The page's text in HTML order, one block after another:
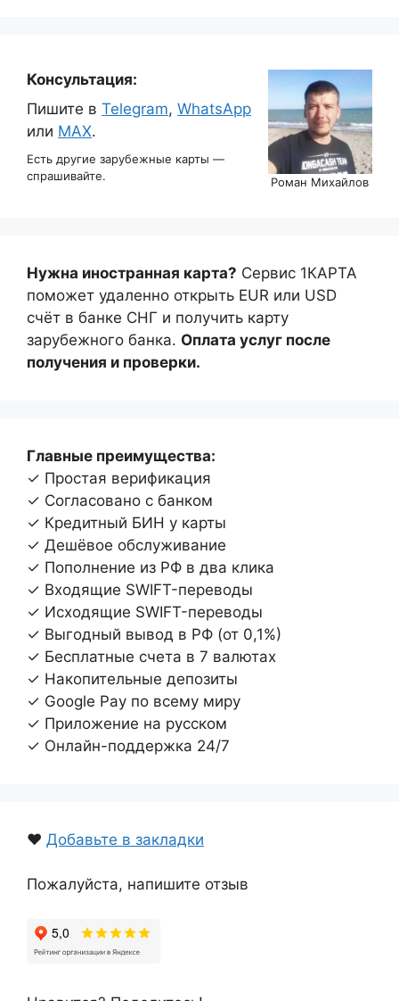
Консультация:
Пишите в Telegram, WhatsApp
или MAX.
Есть другие зарубежные карты —
спрашивайте.
Роман Михайлов
Нужна иностранная карта? Сервис 1КАРТА
поможет удаленно открыть EUR или USD
счёт в банке СНГ и получить карту
зарубежного банка. Оплата услуг после
получения и проверки.
Главные преимущества:
✓ Простая верификация
✓ Согласовано с банком
✓ Кредитный БИН у карты
✓ Дешёвое обслуживание
✓ Пополнение из РФ в два клика
✓ Входящие SWIFT-переводы
✓ Исходящие SWIFT-переводы
✓ Выгодный вывод в РФ (от 0,1%)
✓ Бесплатные счета в 7 валютах
✓ Накопительные депозиты
✓ Google Pay по всему миру
✓ Приложение на русском
✓ Онлайн-поддержка 24/7
❤️ Добавьте в закладки
Пожалуйста, напишите отзыв